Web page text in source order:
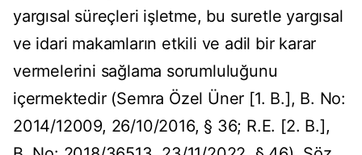
yargısal süreçleri işletme, bu suretle yargısal
ve idari makamların etkili ve adil bir karar
vermelerini sağlama sorumluluğunu
içermektedir (Semra Özel Üner [1. B.], B. No:
2014/12009, 26/10/2016, § 36; R.E. [2. B.],